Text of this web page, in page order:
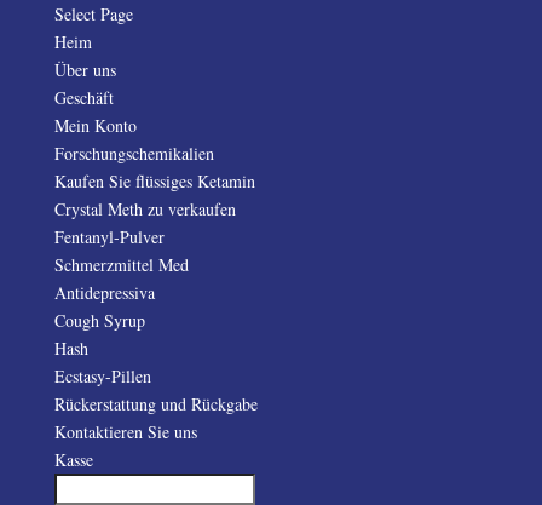
Select Page
Heim
Über uns
Geschäft
Mein Konto
Forschungschemikalien
Kaufen Sie flüssiges Ketamin
Crystal Meth zu verkaufen
Fentanyl-Pulver
Schmerzmittel Med
Antidepressiva
Cough Syrup
Hash
Ecstasy-Pillen
Rückerstattung und Rückgabe
Kontaktieren Sie uns
Kasse